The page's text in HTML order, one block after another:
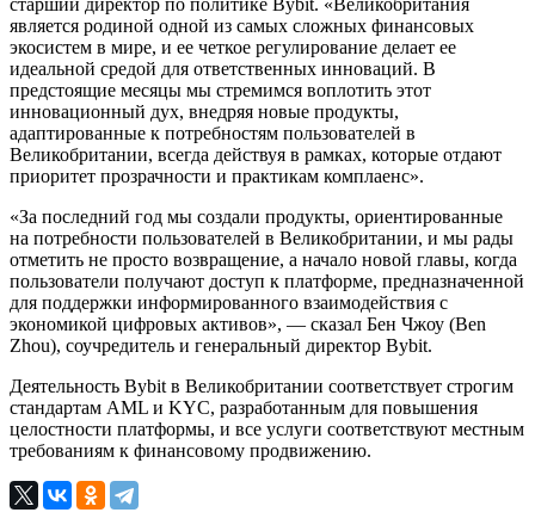
является родиной одной из самых сложных финансовых
экосистем в мире, и ее четкое регулирование делает ее
идеальной средой для ответственных инноваций. В
предстоящие месяцы мы стремимся воплотить этот
инновационный дух, внедряя новые продукты,
адаптированные к потребностям пользователей в
Великобритании, всегда действуя в рамках, которые отдают
приоритет прозрачности и практикам комплаенс».
«За последний год мы создали продукты, ориентированные
на потребности пользователей в Великобритании, и мы рады
отметить не просто возвращение, а начало новой главы, когда
пользователи получают доступ к платформе, предназначенной
для поддержки информированного взаимодействия с
экономикой цифровых активов», — сказал Бен Чжоу (Ben
Zhou), соучредитель и генеральный директор Bybit.
Деятельность Bybit в Великобритании соответствует строгим
стандартам AML и KYC, разработанным для повышения
целостности платформы, и все услуги соответствуют местным
требованиям к финансовому продвижению.